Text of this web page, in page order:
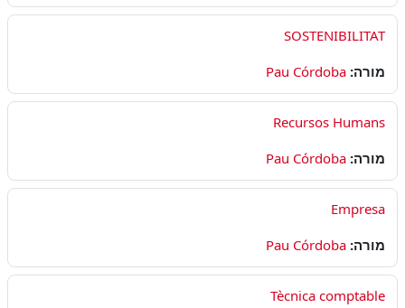
SOSTENIBILITAT
מורה: Pau Córdoba
Recursos Humans
מורה: Pau Córdoba
Empresa
מורה: Pau Córdoba
Tècnica comptable